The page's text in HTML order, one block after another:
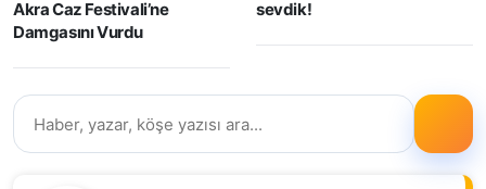
Akra Caz Festivali’ne
Damgasını Vurdu
sevdik!